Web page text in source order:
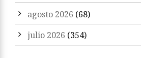
agosto 2026 (68)
julio 2026 (354)